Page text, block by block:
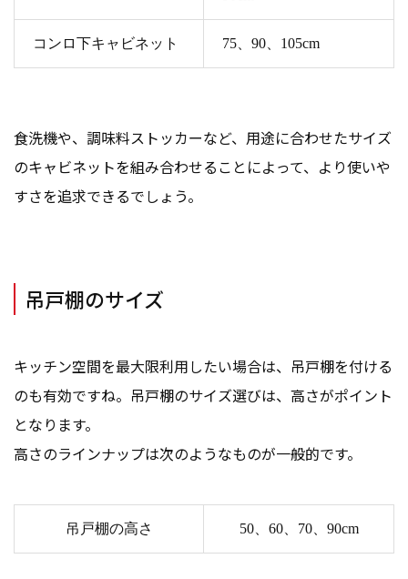
コンロ下キャビネット 75、90、105cm
食洗機や、調味料ストッカーなど、用途に合わせたサイズ
のキャビネットを組み合わせることによって、より使いや
すさを追求できるでしょう。
吊戸棚のサイズ
キッチン空間を最大限利用したい場合は、吊戸棚を付ける
のも有効ですね。吊戸棚のサイズ選びは、高さがポイント
となります。
高さのラインナップは次のようなものが一般的です。
吊戸棚の高さ 50、60、70、90cm